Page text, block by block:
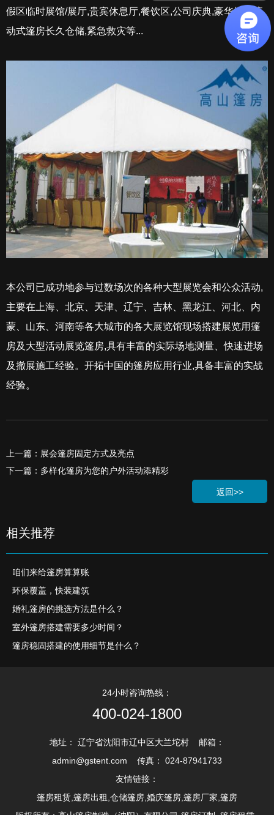
假区临时展馆/展厅,贵宾休息厅,餐饮区,公司庆典,豪华婚礼流
动式篷房长久仓储,紧急救灾等...
本公司已成功地参与过数场次的各种大型展览会和公众活动,
主要在上海、北京、天津、辽宁、吉林、黑龙江、河北、内
蒙、山东、河南等各大城市的各大展览馆现场搭建展览用篷
房及大型活动展览篷房,具有丰富的实际场地测量、快速进场
及撤展施工经验。开拓中国的篷房应用行业,具备丰富的实战
经验。
上一篇：展会篷房固定方式及亮点
下一篇：多样化篷房为您的户外活动添精彩
返回>>
相关推荐
咱们来给篷房算算账
环保覆盖，快装建筑
婚礼篷房的挑选方法是什么？
室外篷房搭建需要多少时间？
篷房稳固搭建的使用细节是什么？
24小时咨询热线：
400-024-1800
地址： 辽宁省沈阳市辽中区大兰坨村 邮箱：
admin@gstent.com 传真： 024-87941733
友情链接：
篷房租赁,篷房出租,仓储篷房,婚庆篷房,篷房厂家,篷房